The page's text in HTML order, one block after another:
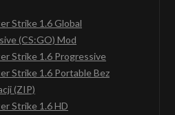
Strike 1.6 Global
(CS:GO) Mod
Strike 1.6 Progressive
Strike 1.6 Portable Bez
(ZIP)
Strike 1.6 HD